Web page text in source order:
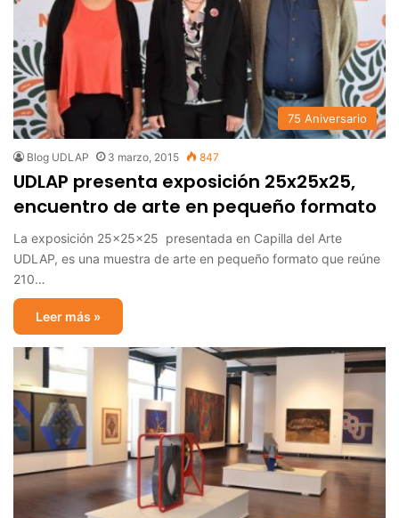
75 Aniversario
Blog UDLAP 3 marzo, 2015 847
UDLAP presenta exposición 25x25x25,
encuentro de arte en pequeño formato
La exposición 25x25x25 presentada en Capilla del Arte
UDLAP, es una muestra de arte en pequeño formato que reúne
210…
Leer más »